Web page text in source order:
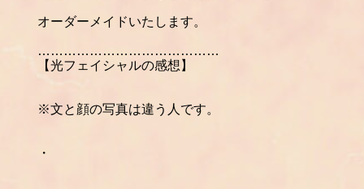
オーダーメイドいたします。
……………………………………
【光フェイシャルの感想】
※文と顔の写真は違う人です。
・